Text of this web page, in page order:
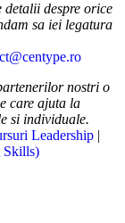
detalii despre orice
sa iei legatura
nostri o
care ajuta la
si individuale.
Leadership|
Skills)